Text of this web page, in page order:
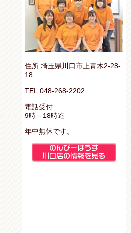
住所.埼玉県川口市上青木2-28-
18
TEL.048-268-2202
電話受付
9時～18時迄
年中無休です。